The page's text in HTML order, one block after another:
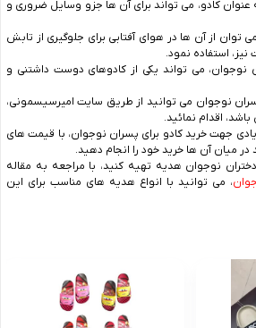
کادو، می تواند برای آن ها جزو وسایل ضروری و
توان از آن ها در هوای آفتابی برای جلوگیری از تابش
استفاده نمود.
نوجوان، می تواند یکی از کادوهای دوست داشتنی و
نوجوان می توانید از طریق سایت امیرسیسمونی،
اقدام نمائید.
جهت خرید کادو برای پسران نوجوان، با قیمت های
میان آن ها خرید خود را انجام دهید.
نوجوان هدیه تهیه کنید، با مراجعه به مقاله
، می توانید با انواع هدیه های مناسب برای این